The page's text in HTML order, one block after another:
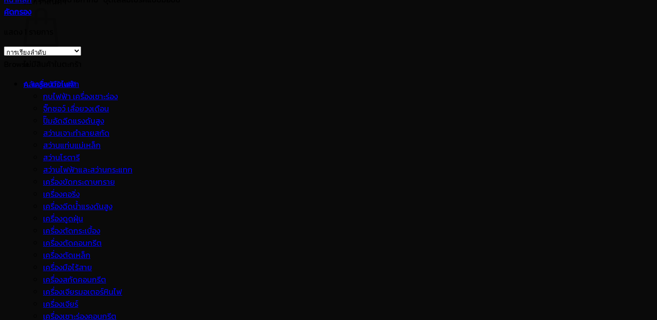
ตะกร้าสินค้า
กลับสู่หน้าร้านค้า
คัดกรอง
A. เครื่องมือไฟฟ้า
กบไฟฟ้า เครื่องเซาะร่อง
จิ๊กซอว์ เลื่อยวงเดือน
ปั๊มอัดฉีดแรงดันสูง
สว่านเจาะทำลายสกัด
สว่านแท่นแม่เหล็ก
สว่านโรตารี
สว่านไฟฟ้าและสว่านกระแทก
เครื่องขัดกระดาษทราย
เครื่องคอริ่ง
เครื่องฉีดน้ำแรงดันสูง
เครื่องดูดฝุ่น
เครื่องตัดกระเบื้อง
เครื่องตัดคอนกรีต
เครื่องตัดเหล็ก
เครื่องมือไร้สาย
เครื่องสกัดคอนกรีต
เครื่องเจียรมอเตอร์หินไฟ
เครื่องเจียร์
เครื่องเซาะร่องคอนกรีต